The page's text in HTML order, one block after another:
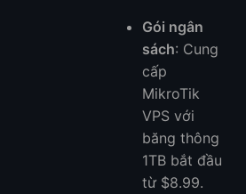
Gói ngân
sách: Cung
cấp
MikroTik
VPS với
băng thông
1TB bắt đầu
từ $8.99.